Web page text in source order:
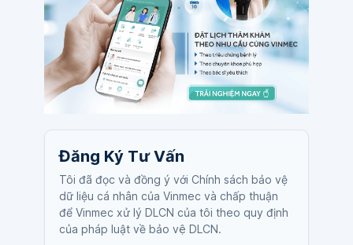
Đăng Ký Tư Vấn
Tôi đã đọc và đồng ý với Chính sách bảo vệ
dữ liệu cá nhân của Vinmec và chấp thuận
để Vinmec xử lý DLCN của tôi theo quy định
của pháp luật về bảo vệ DLCN.